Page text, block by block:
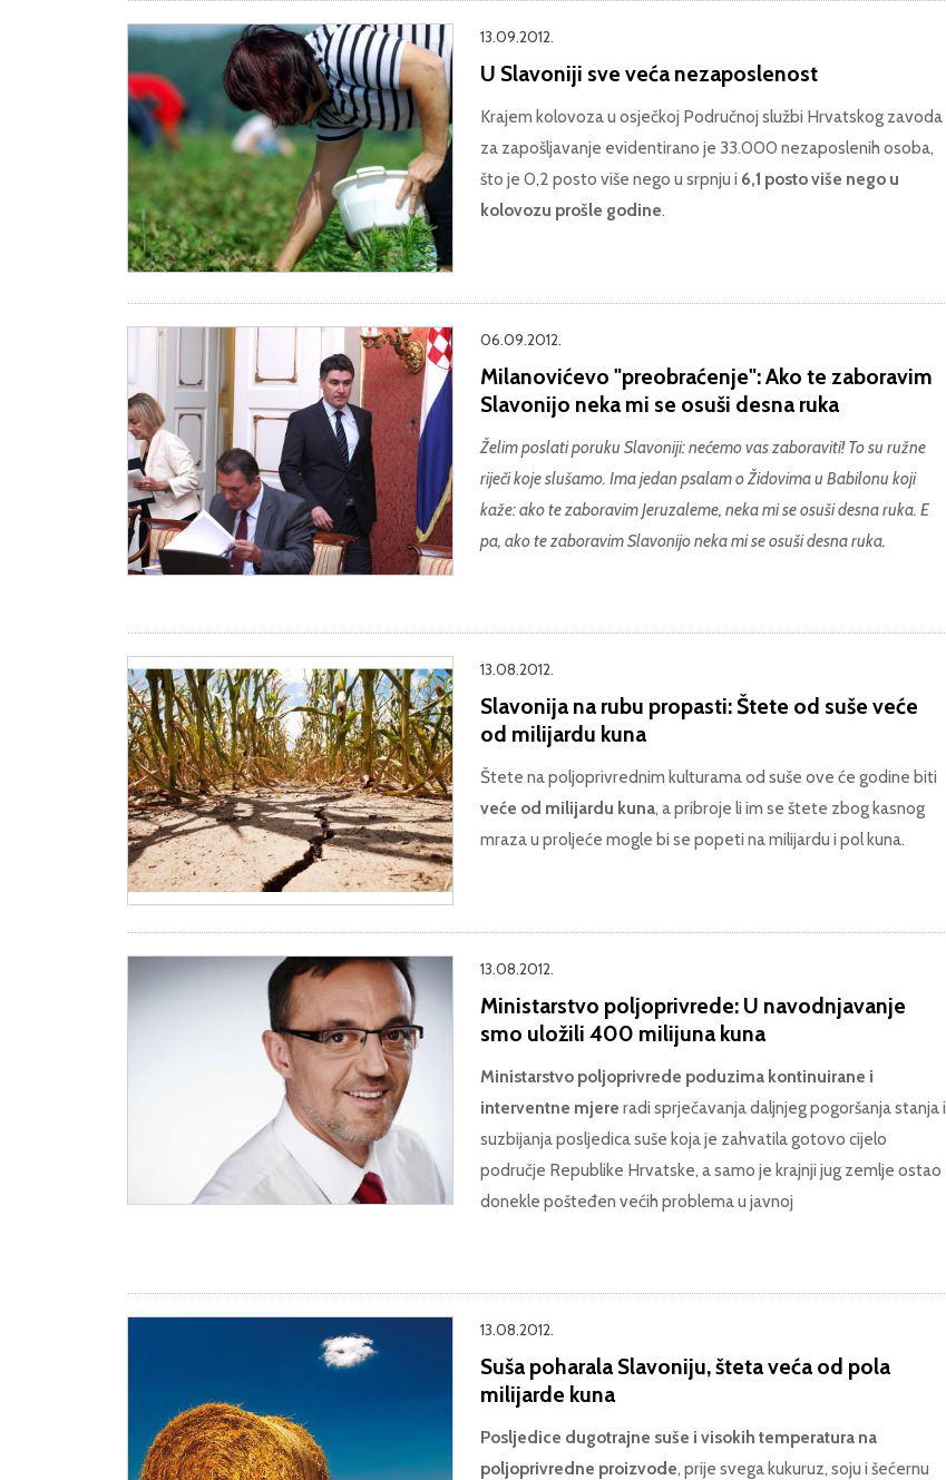
13.09.2012.
U Slavoniji sve veća nezaposlenost
Krajem kolovoza u osječkoj Područnoj službi Hrvatskog zavoda
za zapošljavanje evidentirano je 33.000 nezaposlenih osoba,
što je 0,2 posto više nego u srpnju i 6,1 posto više nego u
kolovozu prošle godine.
06.09.2012.
Milanovićevo "preobraćenje": Ako te zaboravim
Slavonijo neka mi se osuši desna ruka
Želim poslati poruku Slavoniji: nećemo vas zaboraviti! To su ružne
riječi koje slušamo. Ima jedan psalam o Židovima u Babilonu koji
kaže: ako te zaboravim Jeruzaleme, neka mi se osuši desna ruka. E
pa, ako te zaboravim Slavonijo neka mi se osuši desna ruka.
13.08.2012.
Slavonija na rubu propasti: Štete od suše veće
od milijardu kuna
Štete na poljoprivrednim kulturama od suše ove će godine biti
veće od milijardu kuna, a pribroje li im se štete zbog kasnog
mraza u proljeće mogle bi se popeti na milijardu i pol kuna.
13.08.2012.
Ministarstvo poljoprivrede: U navodnjavanje
smo uložili 400 milijuna kuna
Ministarstvo poljoprivrede poduzima kontinuirane i
interventne mjere radi sprječavanja daljnjeg pogoršanja stanja i
suzbijanja posljedica suše koja je zahvatila gotovo cijelo
područje Republike Hrvatske, a samo je krajnji jug zemlje ostao
donekle pošteđen većih problema u javnoj
13.08.2012.
Suša poharala Slavoniju, šteta veća od pola
milijarde kuna
Posljedice dugotrajne suše i visokih temperatura na
poljoprivredne proizvode, prije svega kukuruz, soju i šećernu